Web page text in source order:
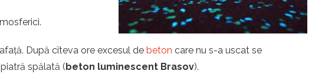
După cîteva ore excesul de beton care nu s-a uscat se
spălată (beton luminescent Brasov).